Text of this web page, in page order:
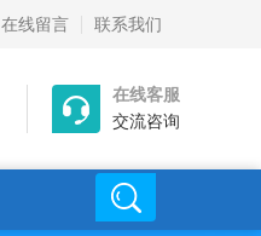
在线留言 联系我们
在线客服
交流咨询